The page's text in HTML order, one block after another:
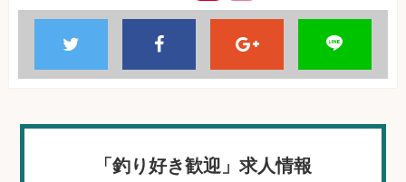
「釣り好き歓迎」求人情報